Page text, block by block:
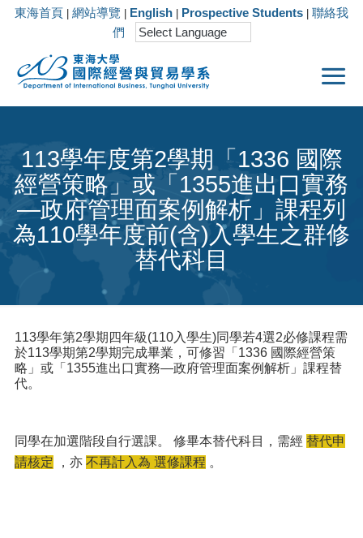
東海首頁 網站導覽 English Prospective Students
聯絡我
們
113學年度第2學期「1336 國際
經營策略」或「1355進出口實務
—政府管理面案例解析」課程列
為110學年度前(含)入學生之群修
替代科目
113學年第2學期四年級(110入學生)同學若4選2必修課程需
於113學期第2學期完成畢業，可修習「1336 國際經營策
略」或「1355進出口實務—政府管理面案例解析」課程替
代。
同學在加選階段自行選課。 修畢本替代科目，需經 替代申
請核定 ，亦 不再計入為 選修課程 。